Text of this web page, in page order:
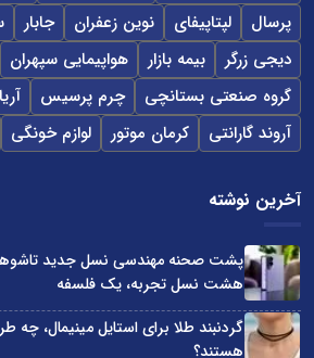
پرسال
لپتاپیفای نوین زعفران جابار
دیجی زرگر
بیمه بازار
هواپیمایی سپهران
گروه صنعتی بستانچی
چرم پرسیس
آروند گارانتی
کرمان موتور لوازم خونگی
آخرین نوشته
هشت نسل تجربه، یک فلسفه
گردنبند طلا برای استایل مینیمال، چه
هستند؟